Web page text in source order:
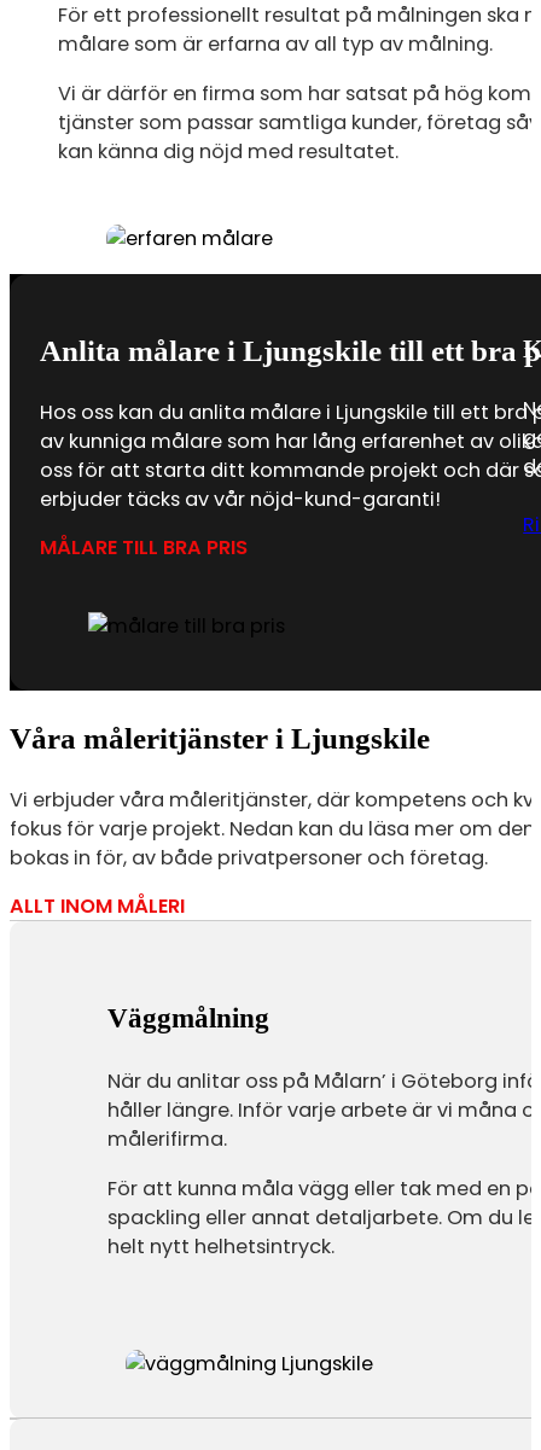
För ett professionellt resultat på målningen ska
målare som är erfarna av all typ av målning.
Vi är därför en firma som har satsat på hög
tjänster som passar samtliga kunder, företag
kan känna dig nöjd med resultatet.
Anlita målare i Ljungskile till ett bra
Hos oss kan du anlita målare i Ljungskile till ett
av kunniga målare som har lång erfarenhet av
oss för att starta ditt kommande projekt och där
erbjuder täcks av vår nöjd-kund-garanti!
MÅLARE TILL BRA PRIS
Våra måleritjänster i Ljungskile
Vi erbjuder våra måleritjänster, där kompetens och
fokus för varje projekt. Nedan kan du läsa mer om
bokas in för, av både privatpersoner och företag.
ALLT INOM MÅLERI
Väggmålning
När du anlitar oss på Målarn’ i Göteborg
håller längre. Inför varje arbete är vi måna
målerifirma.
För att kunna måla vägg eller tak med en
spackling eller annat detaljarbete. Om du
helt nytt helhetsintryck.